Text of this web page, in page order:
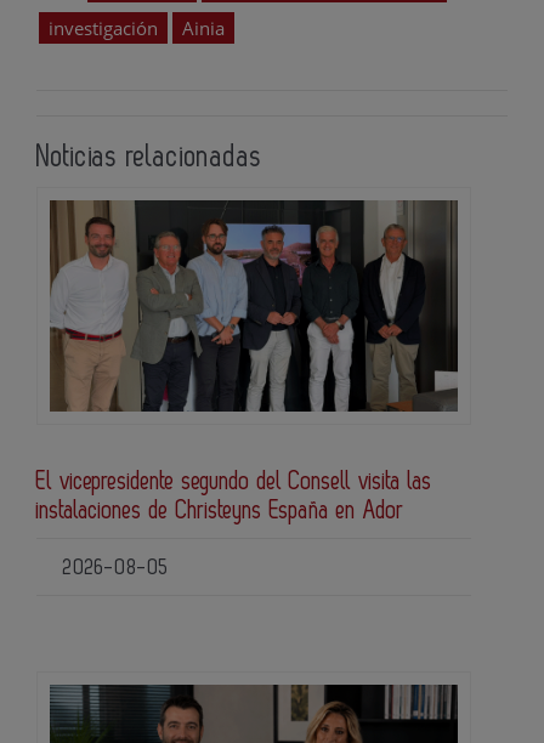
investigación
Ainia
Noticias relacionadas
El vicepresidente segundo del Consell visita las
instalaciones de Christeyns España en Ador
2026-08-05